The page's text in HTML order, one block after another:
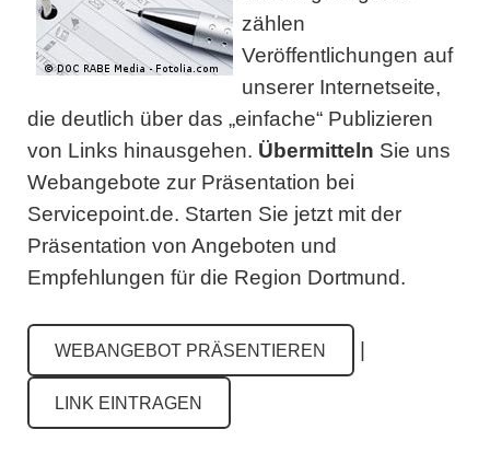
zählen
Veröffentlichungen auf
unserer Internetseite,
die deutlich über das „einfache“ Publizieren
von Links hinausgehen. Übermitteln Sie uns
Webangebote zur Präsentation bei
Servicepoint.de. Starten Sie jetzt mit der
Präsentation von Angeboten und
Empfehlungen für die Region Dortmund.
WEBANGEBOT PRÄSENTIEREN
LINK EINTRAGEN